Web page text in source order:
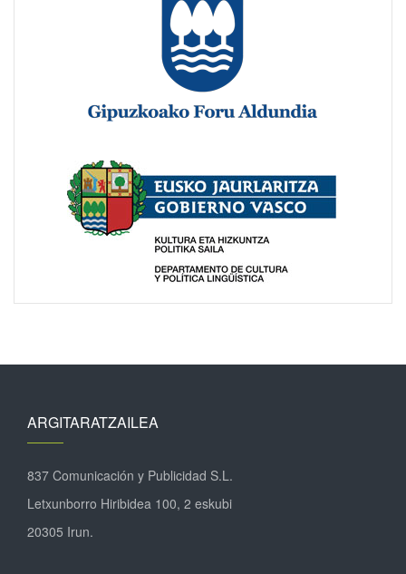
ARGITARATZAILEA
837 Comunicación y Publicidad S.L.
Letxunborro Hiribidea 100, 2 eskubi
20305 Irun.